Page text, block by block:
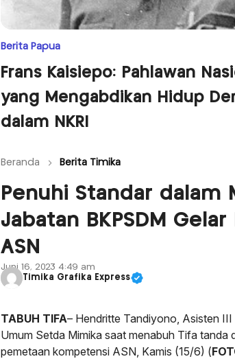
Berita Papua
Frans Kaisiepo: Pahlawan
yang Mengabdikan Hidup
dalam NKRI
Beranda Berita Timika
Penuhi Standar dalam
Jabatan BKPSDM
ASN
Juni 16, 2023 4:49 am
Timika Grafika Express
TABUH TIFA– Hendritte Tandiyono, Asisten
Umum Setda Mimika saat menabuh Tifa tanda
pemetaan kompetensi ASN, Kamis (15/6) (